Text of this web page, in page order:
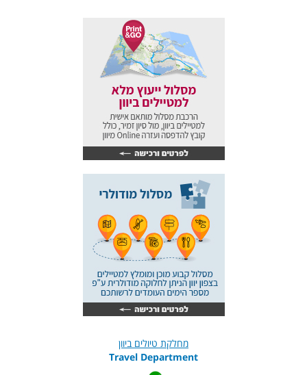
מחלקת טיולים ביוון
Travel Department